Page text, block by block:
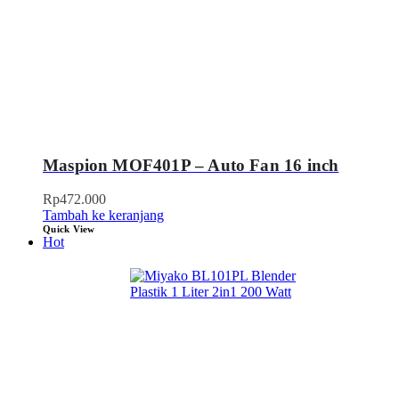
Maspion MOF401P – Auto Fan 16 inch
Rp472.000
Tambah ke keranjang
Quick View
Hot